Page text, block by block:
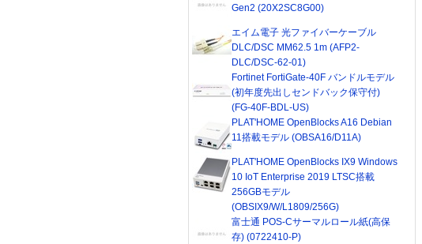
Gen2 (20X2SC8G00)
エイム電子 光ファイバーケーブル
DLC/DSC MM62.5 1m (AFP2-
DLC/DSC-62-01)
Fortinet FortiGate-40F バンドルモデル
(初年度先出しセンドバック保守付)
(FG-40F-BDL-US)
PLAT'HOME OpenBlocks A16 Debian
11搭載モデル (OBSA16/D11A)
PLAT'HOME OpenBlocks IX9 Windows
10 IoT Enterprise 2019 LTSC搭載
256GBモデル
(OBSIX9/W/L1809/256G)
富士通 POS-Cサーマルロール紙(高保
存) (0722410-P)